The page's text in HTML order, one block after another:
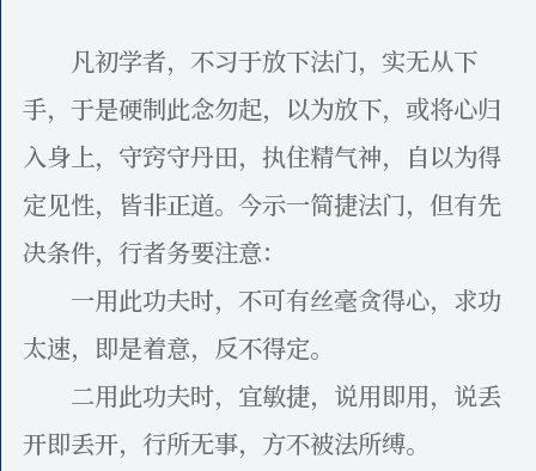
凡初学者，不习于放下法门，实无从下
手，于是硬制此念勿起，以为放下，或将心归
入身上，守窍守丹田，执住精气神，自以为得
定见性，皆非正道。今示一简捷法门，但有先
决条件，行者务要注意：
一用此功夫时，不可有丝毫贪得心，求功
太速，即是着意，反不得定。
二用此功夫时，宜敏捷，说用即用，说丢
开即丢开，行所无事，方不被法所缚。